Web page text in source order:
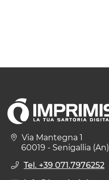
Via Mantegna 1
60019 - Senigallia (An)
Tel. +39 071.7976252